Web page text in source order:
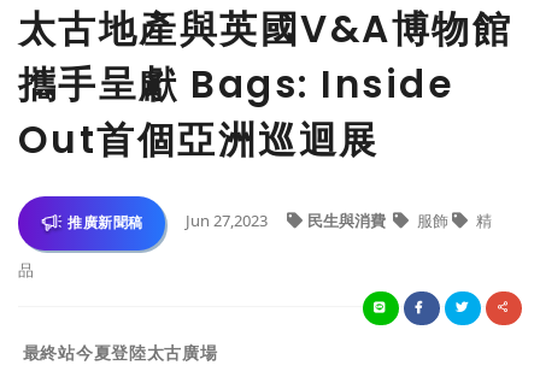
太古地產與英國V&A博物館
攜手呈獻 Bags: Inside
Out首個亞洲巡迴展
推廣新聞稿 Jun 27,2023 民生與消費 服飾 精
品
最終站今夏登陸太古廣場